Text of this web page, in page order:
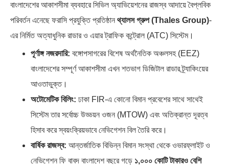
বাংলাদেশের আকাশসীমা ব্যবহারে সিভিল অ্যাভিয়েশনের রাজস্ব আদায়ে বৈপ্লবিক
পরিবর্তন এনেছে ফরাসি প্রযুক্তি প্রতিষ্ঠান থ্যালস গ্রুপ (Thales Group)-
এর নির্মিত অত্যাধুনিক রাডার ও এয়ার ট্রাফিক কন্ট্রোল (ATC) সিস্টেম।
পূর্ণাঙ্গ নজরদারি: বঙ্গোপসাগরের বিশেষ অর্থনৈতিক অঞ্চলসহ (EEZ)
বাংলাদেশের সম্পূর্ণ আকাশসীমা এখন শতভাগ ডিজিটাল রাডার ট্র্যাকিংয়ের
আওতাভুক্ত।
অটোমেটিক বিলিং: ঢাকা FIR-এ কোনো বিমান প্রবেশের সাথে সাথেই
সিস্টেম তার সর্বোচ্চ উড্ডয়ন ওজন (MTOW) এবং অতিক্রান্ত দূরত্ব
হিসাব করে স্বয়ংক্রিয়ভাবে নেভিগেশন বিল তৈরি করে।
বার্ষিক রাজস্ব: আন্তর্জাতিক বিভিন্ন বিমান সংস্থা থেকে ওভারফ্লাইট ও
নেভিগেশন ফি বাবদ বাংলাদেশ বছরে গড়ে ১,০০০ কোটি টাকারও বেশি